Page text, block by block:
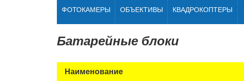
ФОТОКАМЕРЫ ОБЪЕКТИВЫ КВАДРОКОПТЕРЫ
Батарейные блоки
Наименование